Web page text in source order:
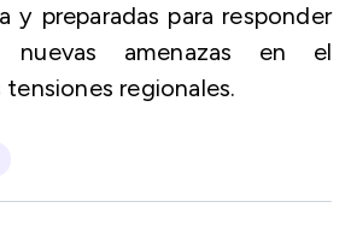
y preparadas para responder
nuevas amenazas en el
regionales.